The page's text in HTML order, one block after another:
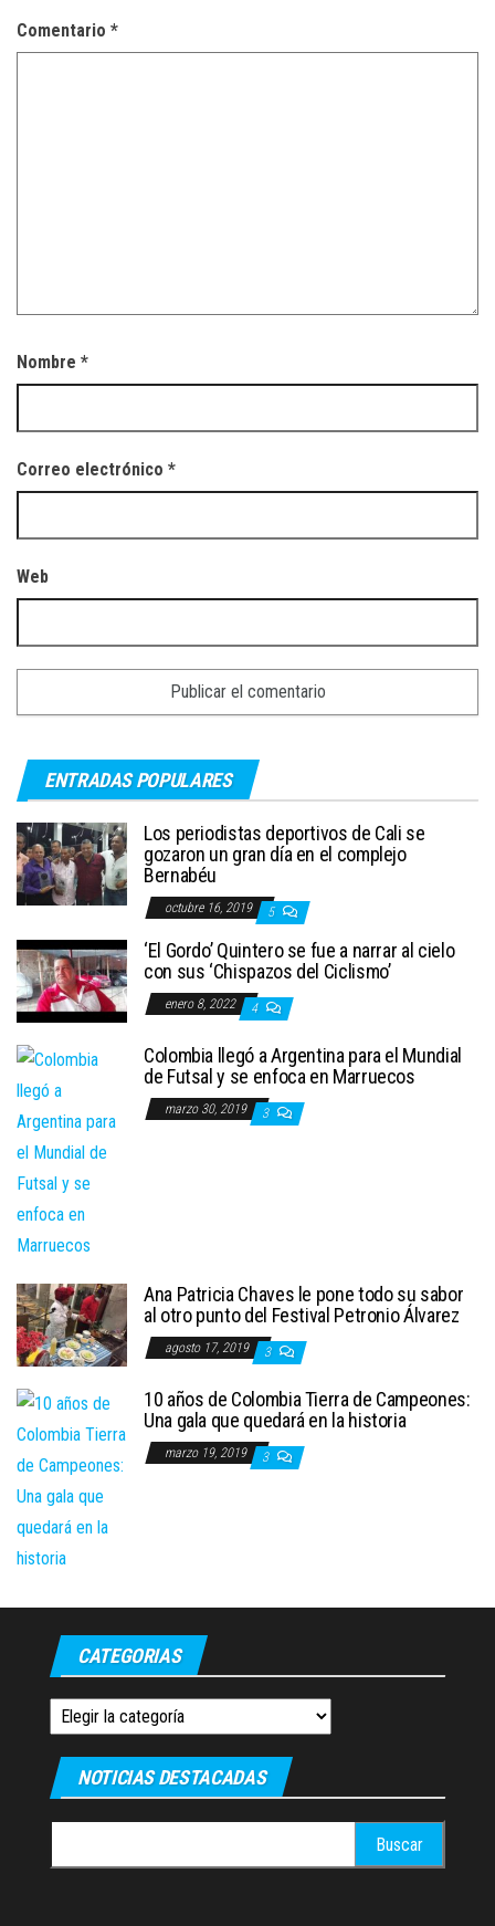
Comentario *
Nombre *
Correo electrónico *
Web
ENTRADAS POPULARES
Los periodistas deportivos de Cali se
gozaron un gran día en el complejo
Bernabéu
octubre 16, 2019 5
‘El Gordo’ Quintero se fue a narrar al cielo
con sus ‘Chispazos del Ciclismo’
enero 8, 2022 4
Colombia llegó a Argentina para el Mundial
de Futsal y se enfoca en Marruecos
marzo 30, 2019 3
Ana Patricia Chaves le pone todo su sabor
al otro punto del Festival Petronio Álvarez
agosto 17, 2019 3
10 años de Colombia Tierra de Campeones:
Una gala que quedará en la historia
marzo 19, 2019 3
CATEGORIAS
Categorias
NOTICIAS DESTACADAS